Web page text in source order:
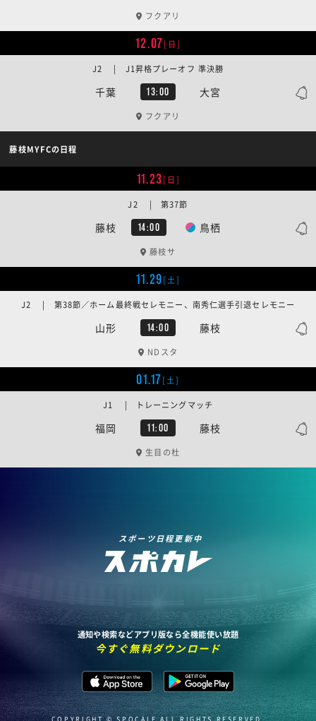
フクアリ
12.07[日]
千葉 13:00 大宮
J2 | J1昇格プレーオフ 準決勝
フクアリ
藤枝MYFCの日程
11.23[日]
藤枝 14:00 鳥栖
J2 | 第37節
藤枝サ
11.29[土]
山形 14:00 藤枝
J2 | 第38節／ホーム最終戦セレモニー、南秀仁選手引退セレモニー
NDスタ
01.17[土]
福岡 11:00 藤枝
J1 | トレーニングマッチ
生目の杜
スポーツ日程更新中
通知や検索などアプリ版なら全機能使い放題
今すぐ無料ダウンロード